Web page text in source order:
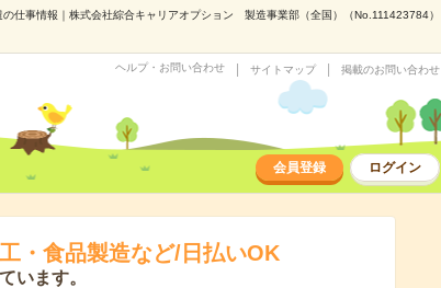
仕事情報｜株式会社綜合キャリアオプション 製造事業部（全国）（No.111423784）
ヘルプ・お問い合わせ サイトマップ 掲載のお問い合わせ
会員登録 ログイン
・食品製造など/日払いOK
います。